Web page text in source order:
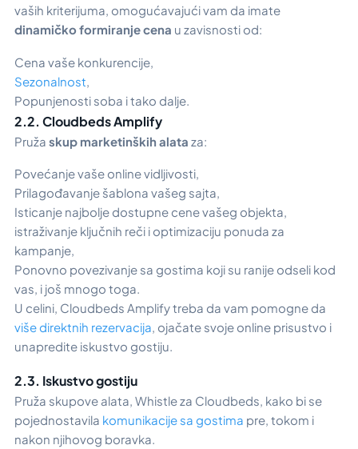
vaših kriterijuma, omogućavajući vam da imate
dinamičko formiranje cena u zavisnosti od:
Cena vaše konkurencije,
Sezonalnost
Popunjenosti soba i tako dalje.
2.2. Cloudbeds Amplify
Pruža skup marketinških alata za:
Povećanje vaše online vidljivosti,
Prilagođavanje šablona vašeg sajta,
Isticanje najbolje dostupne cene vašeg objekta,
istraživanje ključnih reči i optimizaciju ponuda za
kampanje,
Ponovno povezivanje sa gostima koji su ranije odseli kod
vas, i još mnogo toga.
U celini, Cloudbeds Amplify treba da vam pomogne da
više direktnih rezervacija, ojačate svoje online prisustvo i
unapredite iskustvo gostiju.
2.3. Iskustvo gostiju
Pruža skupove alata, Whistle za Cloudbeds , kako bi se
pojednostavila komunikacije sa gostima pre, tokom i
nakon njihovog boravka.